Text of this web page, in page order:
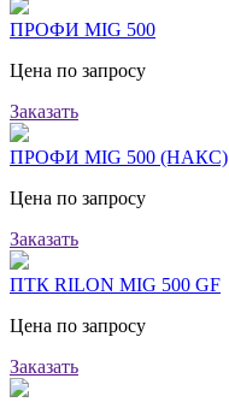
ПРОФИ MIG 500
Цена по запросу
Заказать
ПРОФИ MIG 500 (НАКС)
Цена по запросу
Заказать
ПТК RILON MIG 500 GF
Цена по запросу
Заказать